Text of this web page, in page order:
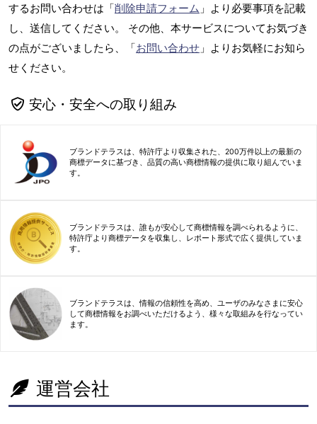
するお問い合わせは「削除申請フォーム 」より必要事項を記載
し、送信してください。 その他、本サービスについてお気づき
の点がございましたら、「お問い合わせ 」よりお気軽にお知ら
せください。
安心・安全への取り組み
ブランドテラスは、特許庁より収集された、200万件以上の最新の
商標データに基づき、品質の高い商標情報の提供に取り組んでいま
す。
ブランドテラスは、誰もが安心して商標情報を調べられるように、
特許庁より商標データを収集し、レポート形式で広く提供していま
す。
ブランドテラスは、情報の信頼性を高め、ユーザのみなさまに安心
して商標情報をお調べいただけるよう、様々な取組みを行なってい
ます。
運営会社